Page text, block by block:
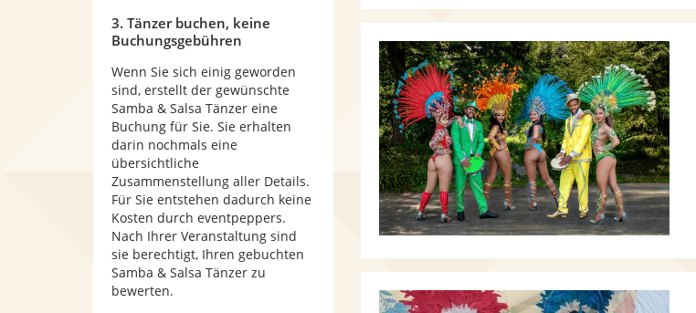
3. Tänzer buchen, keine
Buchungsgebühren
Wenn Sie sich einig geworden
sind, erstellt der gewünschte
Samba & Salsa Tänzer eine
Buchung für Sie. Sie erhalten
darin nochmals eine
übersichtliche
Zusammenstellung aller Details.
Für Sie entstehen dadurch keine
Kosten durch eventpeppers.
Nach Ihrer Veranstaltung sind
sie berechtigt, Ihren gebuchten
Samba & Salsa Tänzer zu
bewerten.